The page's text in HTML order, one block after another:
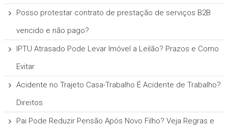
Posso protestar contrato de prestação de serviços B2B
vencido e não pago?
IPTU Atrasado Pode Levar Imóvel a Leilão? Prazos e Como
Evitar
Acidente no Trajeto Casa-Trabalho É Acidente de Trabalho?
Direitos
Pai Pode Reduzir Pensão Após Novo Filho? Veja Regras e